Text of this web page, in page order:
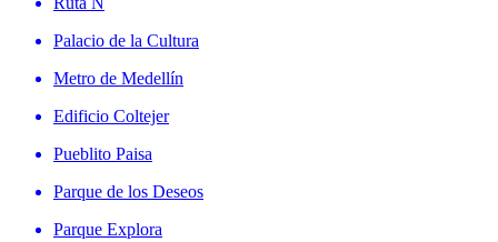
Palacio de la Cultura
Metro de Medellín
Edificio Coltejer
Pueblito Paisa
Parque de los Deseos
Parque Explora